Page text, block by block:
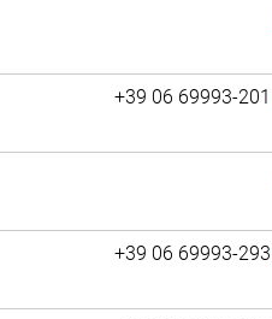
+39 06 69993-201
+39 06 69993-293